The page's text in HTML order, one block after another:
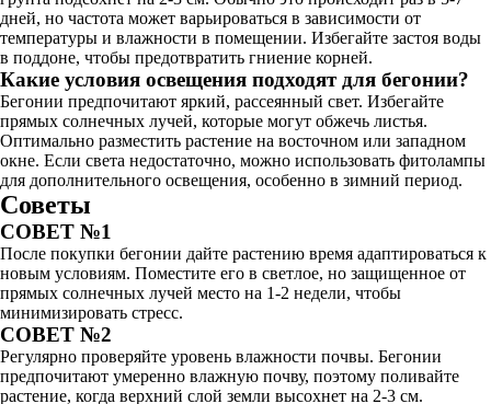
дней, но частота может варьироваться в зависимости от
температуры и влажности в помещении. Избегайте застоя воды
в поддоне, чтобы предотвратить гниение корней.
Какие условия освещения подходят для бегонии?
Бегонии предпочитают яркий, рассеянный свет. Избегайте
прямых солнечных лучей, которые могут обжечь листья.
Оптимально разместить растение на восточном или западном
окне. Если света недостаточно, можно использовать фитолампы
для дополнительного освещения, особенно в зимний период.
Советы
СОВЕТ №1
После покупки бегонии дайте растению время адаптироваться к
новым условиям. Поместите его в светлое, но защищенное от
прямых солнечных лучей место на 1-2 недели, чтобы
минимизировать стресс.
СОВЕТ №2
Регулярно проверяйте уровень влажности почвы. Бегонии
предпочитают умеренно влажную почву, поэтому поливайте
растение, когда верхний слой земли высохнет на 2-3 см.